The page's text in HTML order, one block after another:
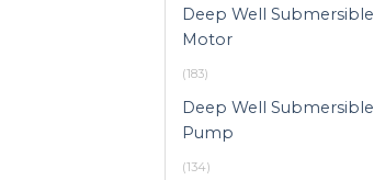
Deep Well Submersible
Motor
(183)
Deep Well Submersible
Pump
(134)